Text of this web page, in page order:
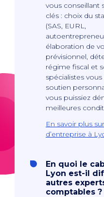
vous conseillant
clés : choix du
(SAS, EURL,
élaboration de
prévisionnel,
régime fiscal et
spécialistes
soutien
vous puissiez
meilleures
En savoir plus
d’entreprise à
En quoi le
Lyon est-il
autres
comptables ?